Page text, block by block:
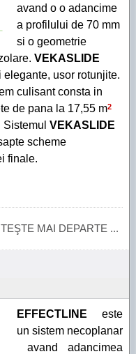
avand o o adancime
a profilului de 70 mm
si o geometrie
VEKASLIDE
usor rotunjite.
culisant consta in
de pana la 17,55 m2
VEKASLIDE
scheme
finale.
MAI DEPARTE ...
EFFECTLINE este
un sistem necoplanar
avand adancimea